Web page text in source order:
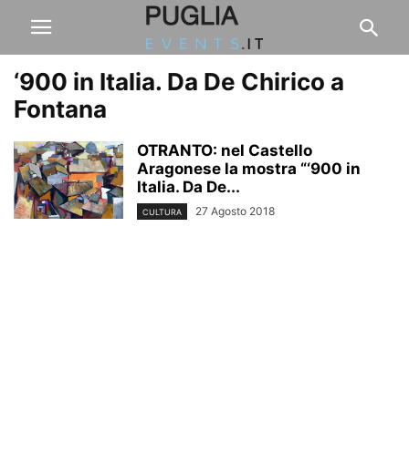
‘900 in Italia. Da De Chirico a
Fontana
OTRANTO: nel Castello
Aragonese la mostra “‘900 in
Italia. Da De...
CULTURA 27 Agosto 2018